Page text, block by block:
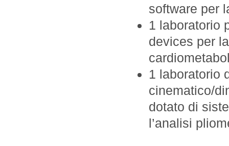
software per
1 laboratorio
devices per
1 laboratorio
cinematico/
dotato di
l’analisi